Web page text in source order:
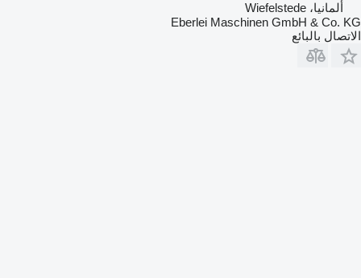
ألمانيا، Wiefelstede
Eberlei Maschinen GmbH & Co. KG
الاتصال بالبائع